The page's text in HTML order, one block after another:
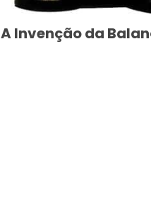
A Invenção da